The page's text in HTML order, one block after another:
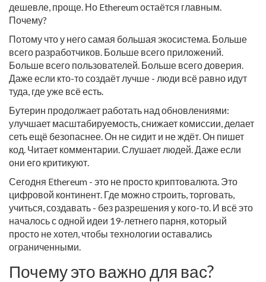
дешевле, проще. Но Ethereum остаётся главным.
Почему?
Потому что у него самая большая экосистема. Больше
всего разработчиков. Больше всего приложений.
Больше всего пользователей. Больше всего доверия.
Даже если кто-то создаёт лучше - люди всё равно идут
туда, где уже всё есть.
Бутерин продолжает работать над обновлениями:
улучшает масштабируемость, снижает комиссии, делает
сеть ещё безопаснее. Он не сидит и не ждёт. Он пишет
код. Читает комментарии. Слушает людей. Даже если
они его критикуют.
Сегодня Ethereum - это не просто криптовалюта. Это
цифровой континент. Где можно строить, торговать,
учиться, создавать - без разрешения у кого-то. И всё это
началось с одной идеи 19-летнего парня, который
просто не хотел, чтобы технологии оставались
ограниченными.
Почему это важно для вас?